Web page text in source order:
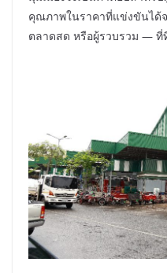
คุณภาพในราคาที่แข่งขันได้
ตลาดสด หรือผู้รวบรวม — ที่ที่